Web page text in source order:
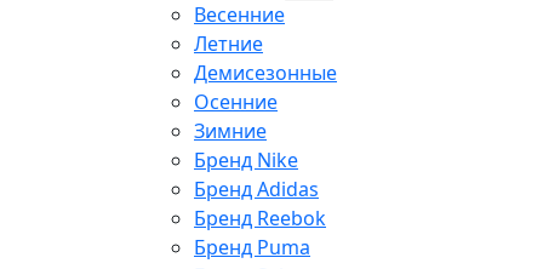
Весенние
Летние
Демисезонные
Осенние
Зимние
Бренд Nike
Бренд Adidas
Бренд Reebok
Бренд Puma